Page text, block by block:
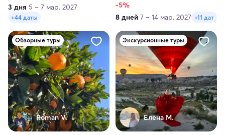
3 дня 5 – 7 мар. 2027
+44 даты
-5%
8 дней 7 – 14 мар. 2027 +11 дат
Обзорные туры
Roman V.
Экскурсионные туры
Елена М.